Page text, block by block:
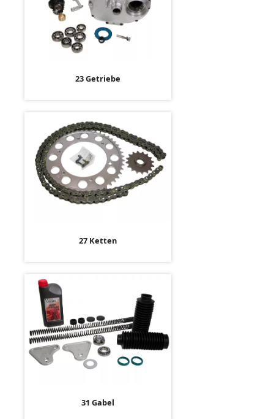
23 Getriebe
27 Ketten
31 Gabel